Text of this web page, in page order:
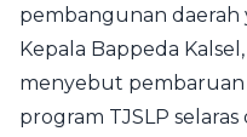
pembangunan daerah
Kepala Bappeda
menyebut
program TJSLP